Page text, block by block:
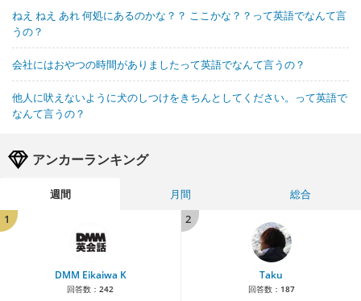
ねえ ねえ あれ 何処にあるのかな？？ ここかな？？って英語でなんて言
うの？
会社にはおやつの時間がありましたって英語でなんて言うの？
他人に吠えないように犬のしつけをきちんとしてください。って英語で
なんて言うの？
アンカーランキング
週間 月間
総合
1
DMM Eikaiwa K
回答数： 242
2
Taku
回答数： 187